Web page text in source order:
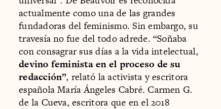
actualmente como una de las grandes
fundadoras del feminismo. Sin embargo, su
travesía no fue del todo adrede. “Soñaba
con consagrar sus días a la vida intelectual,
devino feminista en el proceso de su
redacción”, relató la activista y escritora
española María Ángeles Cabré. Carmen G.
de la Cueva, escritora que en el 2018